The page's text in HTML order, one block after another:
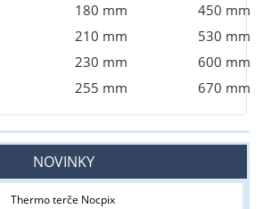
180 mm
450 mm
210 mm
530 mm
230 mm
600 mm
255 mm 670 mm
NOVINKY
Thermo terče Nocpix